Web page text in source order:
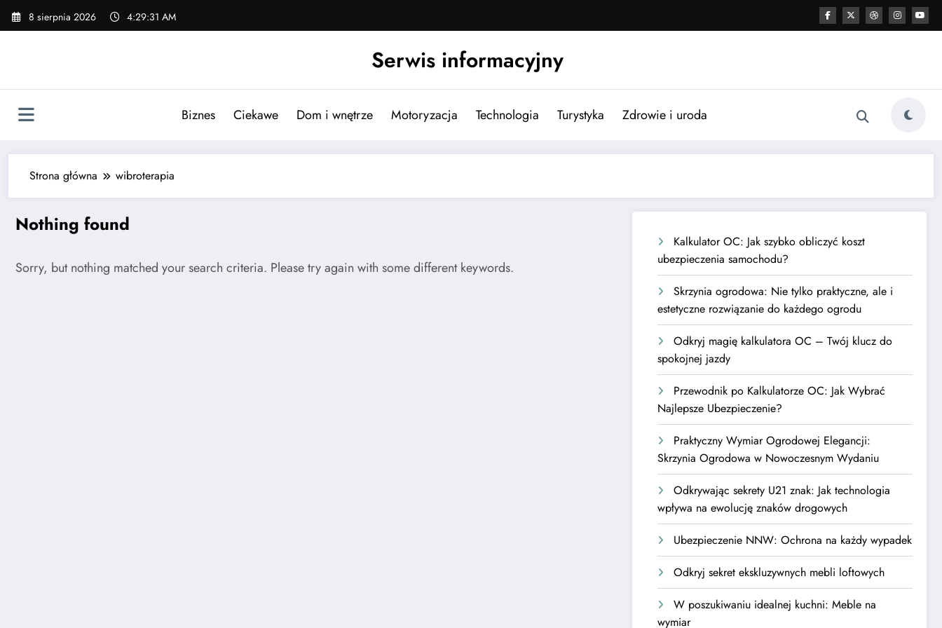
Skip
8 sierpnia 2026 4:29:31 AM
Serwis informacyjny
Biznes Ciekawe Dom i wnętrze Motoryzacja Technologia Turystyka Zdrowie i uroda
Strona główna wibroterapia
Nothing found
Sorry, but nothing matched your search criteria. Please try again with some different keywords.
Kalkulator OC: Jak szybko obliczyć koszt
ubezpieczenia samochodu?
Skrzynia ogrodowa: Nie tylko praktyczne, ale i
estetyczne rozwiązanie do każdego ogrodu
Odkryj magię kalkulatora OC – Twój klucz do
spokojnej jazdy
Przewodnik po Kalkulatorze OC: Jak Wybrać
Najlepsze Ubezpieczenie?
Praktyczny Wymiar Ogrodowej Elegancji:
Skrzynia Ogrodowa w Nowoczesnym Wydaniu
Odkrywając sekrety U21 znak: Jak technologia
wpływa na ewolucję znaków drogowych
Ubezpieczenie NNW: Ochrona na każdy wypadek
Odkryj sekret ekskluzywnych mebli loftowych
W poszukiwaniu idealnej kuchni: Meble na
wymiar